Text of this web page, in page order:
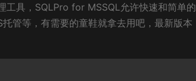
具，SQLPro for MSSQL允许快速和简单的
管等，有需要的童鞋就拿去用吧，最新版本